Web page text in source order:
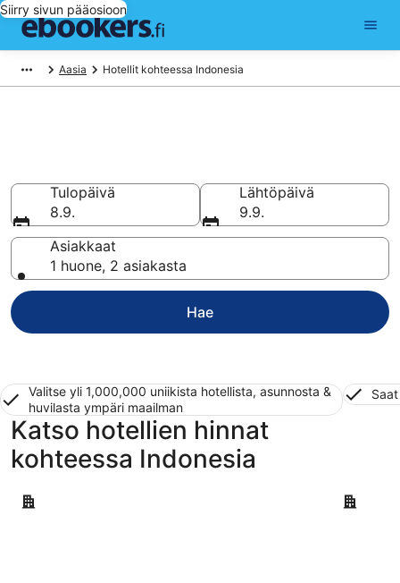
Siirry sivun pääosioon
Aasia Hotellit kohteessa Indonesia
Tulopäivä
8.9.
Lähtöpäivä
9.9.
Asiakkaat
1 huone, 2 asiakasta
Hae
Valitse yli 1,000,000 uniikista hotellista, asunnosta &
huvilasta ympäri maailman
Katso hotellien hinnat
kohteessa Indonesia
Ubud Seminyak